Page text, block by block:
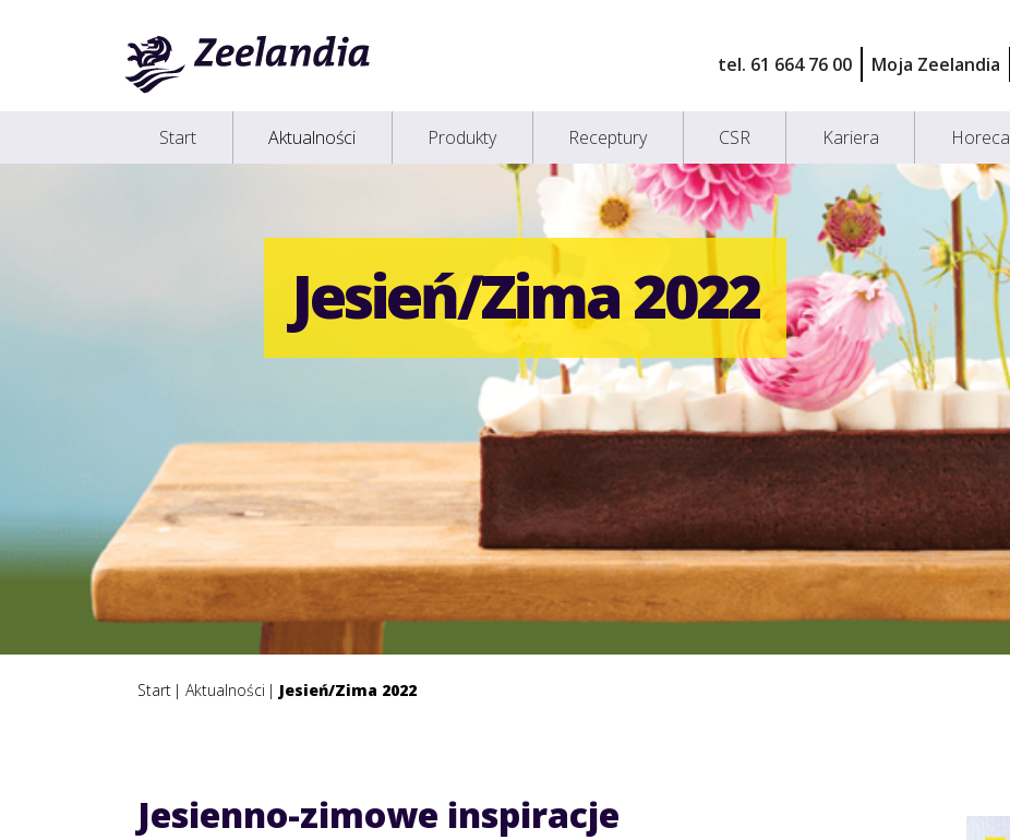
tel. 61 664 76 00 Moja Zeelandia
Start Aktualności Produkty Receptury CSR Kariera Horeca
Jesień/Zima 2022
Start Aktualności Jesień/Zima 2022
Jesienno-zimowe inspiracje